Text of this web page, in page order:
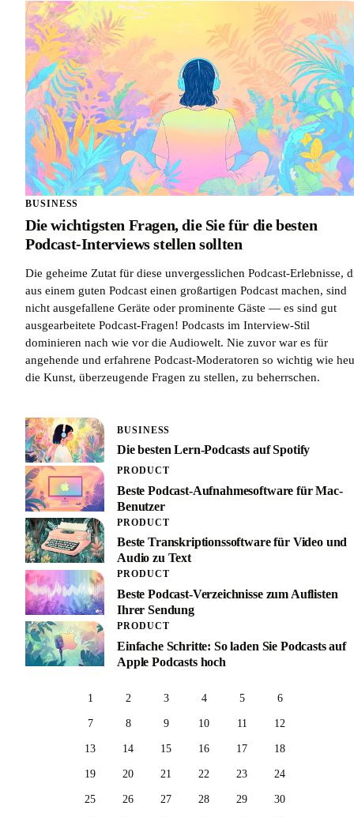
BUSINESS
Die wichtigsten Fragen, die Sie für die besten
Podcast-Interviews stellen sollten
Die geheime Zutat für diese unvergesslichen Podcast-Erlebnisse,
aus einem guten Podcast einen großartigen Podcast machen, sind
nicht ausgefallene Geräte oder prominente Gäste — es sind gut
ausgearbeitete Podcast-Fragen! Podcasts im Interview-Stil
dominieren nach wie vor die Audiowelt. Nie zuvor war es für
angehende und erfahrene Podcast-Moderatoren so wichtig wie
die Kunst, überzeugende Fragen zu stellen, zu beherrschen.
BUSINESS
Die besten Lern-Podcasts auf Spotify
PRODUCT
Beste Podcast-Aufnahmesoftware für Mac-
Benutzer
PRODUCT
Beste Transkriptionssoftware für Video und
Audio zu Text
PRODUCT
Beste Podcast-Verzeichnisse zum Auflisten
Ihrer Sendung
PRODUCT
Einfache Schritte: So laden Sie Podcasts auf
Apple Podcasts hoch
1 2 3 4 5 6
7 8 9 10 11 12
13 14 15 16 17 18
19 20 21 22 23 24
25 26 27 28 29 30